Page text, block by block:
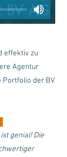
effektiv zu
Agentur
Portfolio der BV
genial! Die